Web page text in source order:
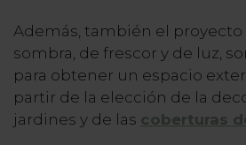
Además, también el proyecto
sombra, de frescor y de luz,
para obtener un espacio
partir de la elección de la
jardines y de las coberturas